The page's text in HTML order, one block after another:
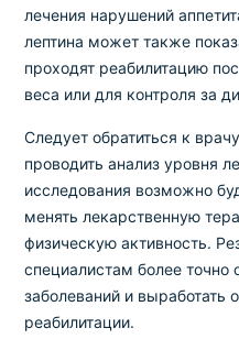
лечения нарушений
лептина может также
проходят реабилитацию
веса или для контроля за
Следует обратиться к
проводить анализ уровня
исследования возможно
менять лекарственную
физическую активность.
специалистам более точно
заболеваний и выработать
реабилитации.